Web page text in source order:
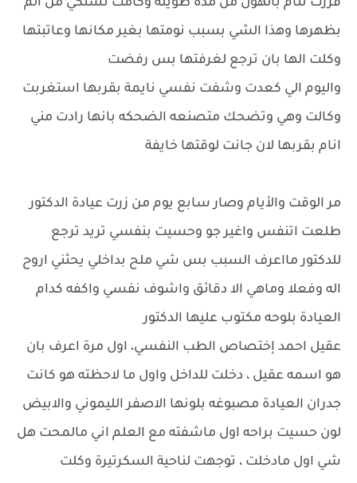
قررت تنام بالهول من مدة طويلة وكامت تشتكي من الم
بظهرها وهذا الشي بسبب نومتها بغير مكانها وعاتبتها
وكلت الها بان ترجع لغرفتها بس رفضت
واليوم الي كعدت وشفت نفسي نايمة بقربها استغربت
وكالت وهي وتضحك متصنعه الضحكه بانها رادت مني
انام بقربها لان جانت لوقتها خايفة
مر الوقت والأيام وصار سابع يوم من زرت عيادة الدكتور
طلعت اتنفس واغير جو وحسيت بنفسي تريد ترجع
للدكتور مااعرف السبب بس شي ملح بداخلي يحثني اروح
اله وفعلا وماهي الا دقائق واشوف نفسي واكفه كدام
العيادة بلوحه مكتوب عليها الدكتور
عقيل احمد إختصاص الطب النفسي، اول مرة اعرف بان
هو اسمه عقيل ، دخلت للداخل واول ما لاحظته هو كانت
جدران العيادة مصبوغه بلونها الاصفر الليموني والابيض
لون حسيت براحه اول ماشفته مع العلم اني مالمحت هل
شي اول مادخلت ، توجهت لناحية السكرتيرة وكلت